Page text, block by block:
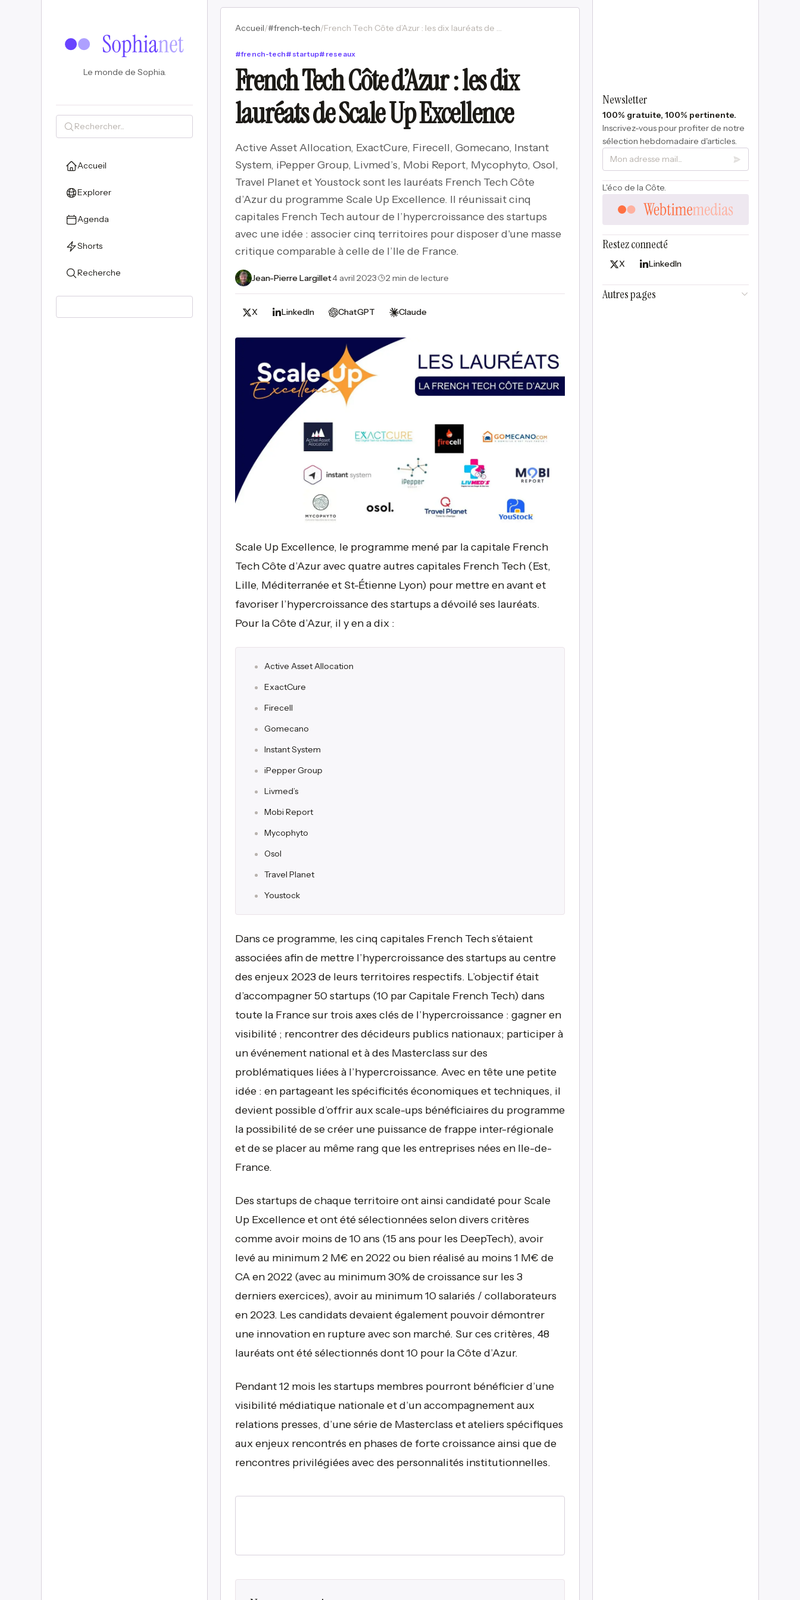
Le monde de Sophia.
Accueil
Explorer
Agenda
Shorts
Recherche
Accueil/#french-tech/ French Tech Côte d’Azur : les dix lauréats de Scale Up Excellence
#french-tech# startup# reseaux
French Tech Côte d’Azur : les dix
lauréats de Scale Up Excellence
Active Asset Allocation, ExactCure, Firecell, Gomecano, Instant
System, iPepper Group, Livmed’s, Mobi Report, Mycophyto, Osol,
Travel Planet et Youstock sont les lauréats French Tech Côte
d’Azur du programme Scale Up Excellence. Il réunissait cinq
capitales French Tech autour de l’hypercroissance des startups
avec une idée : associer cinq territoires pour disposer d'une masse
critique comparable à celle de l’Ile de France.
Jean-Pierre Largillet·4 avril 2023· 2 min de lecture
X LinkedIn ChatGPT Claude
Scale Up Excellence, le programme mené par la capitale French
Tech Côte d’Azur avec quatre autres capitales French Tech (Est,
Lille, Méditerranée et St-Étienne Lyon) pour mettre en avant et
favoriser l’hypercroissance des startups a dévoilé ses lauréats.
Pour la Côte d’Azur, il y en a dix :
Active Asset Allocation
ExactCure
Firecell
Gomecano
Instant System
iPepper Group
Livmed’s
Mobi Report
Mycophyto
Osol
Travel Planet
Youstock
Dans ce programme, les cinq capitales French Tech s’étaient
associées afin de mettre l’hypercroissance des startups au centre
des enjeux 2023 de leurs territoires respectifs. L’objectif était
d’accompagner 50 startups (10 par Capitale French Tech) dans
toute la France sur trois axes clés de l’hypercroissance : gagner en
visibilité ; rencontrer des décideurs publics nationaux; participer à
un événement national et à des Masterclass sur des
problématiques liées à l’hypercroissance. Avec en tête une petite
idée : en partageant les spécificités économiques et techniques, il
devient possible d’offrir aux scale-ups bénéficiaires du programme
la possibilité de se créer une puissance de frappe inter-régionale
et de se placer au même rang que les entreprises nées en Ile-de-
France.
Des startups de chaque territoire ont ainsi candidaté pour Scale
Up Excellence et ont été sélectionnées selon divers critères
comme avoir moins de 10 ans (15 ans pour les DeepTech), avoir
levé au minimum 2 M€ en 2022 ou bien réalisé au moins 1 M€ de
CA en 2022 (avec au minimum 30% de croissance sur les 3
derniers exercices), avoir au minimum 10 salariés / collaborateurs
en 2023. Les candidats devaient également pouvoir démontrer
une innovation en rupture avec son marché. Sur ces critères, 48
lauréats ont été sélectionnés dont 10 pour la Côte d’Azur.
Pendant 12 mois les startups membres pourront bénéficier d’une
visibilité médiatique nationale et d’un accompagnement aux
relations presses, d’une série de Masterclass et ateliers spécifiques
aux enjeux rencontrés en phases de forte croissance ainsi que de
rencontres privilégiées avec des personnalités institutionnelles.
Newsletter
100% gratuite, 100% pertinente.
Inscrivez-vous pour profiter de notre
sélection hebdomadaire d'articles.
L'éco de la Côte.
Restez connecté
X LinkedIn
Autres pages